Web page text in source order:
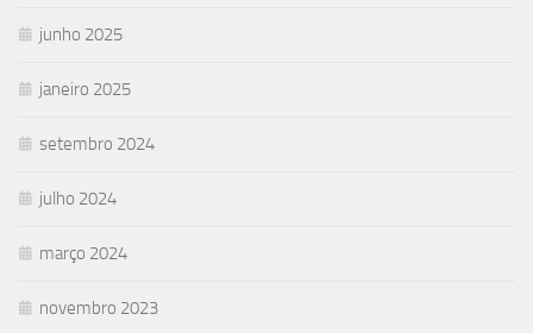
junho 2025
janeiro 2025
setembro 2024
julho 2024
março 2024
novembro 2023